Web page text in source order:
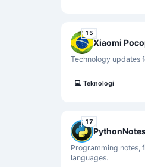
15
Xiaomi
Technology updates
💻 Teknologi
17
Programming notes,
languages.